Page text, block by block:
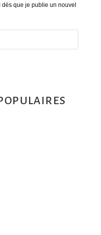
que je publie un nouvel